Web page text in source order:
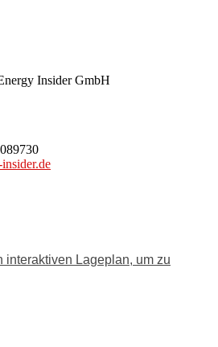
Insider GmbH
interaktiven La­ge­plan, um zu